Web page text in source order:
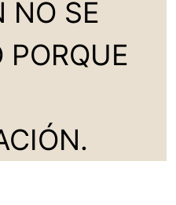
NO SE
PORQUE